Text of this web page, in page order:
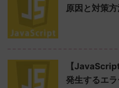
原因と対策
【
発生するエ